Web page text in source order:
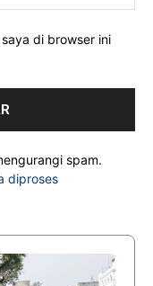
di browser ini
spam.
diproses